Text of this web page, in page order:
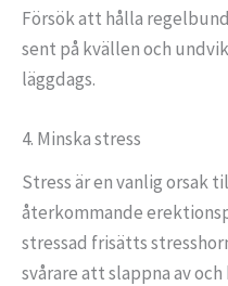
Försök att hålla
sent på kvällen och
läggdags.
4. Minska stress
Stress är en vanlig orsak
återkommande
stressad frisätts
svårare att slappna av